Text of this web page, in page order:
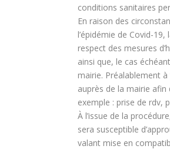
conditions sanitaires
En raison des
l’épidémie de Covid-
respect des mesures
ainsi que, le cas
mairie. Préalablement
auprès de la mairie
exemple : prise de rdv,
À l’issue de la
sera susceptible
valant mise en